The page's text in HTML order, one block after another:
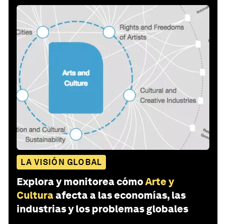
LA VISIÓN GLOBAL
Explora y monitorea cómoArte y
Culturaafecta a las economías, las
industrias y los problemas globales